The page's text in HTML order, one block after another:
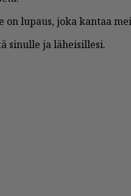
on lu­paus, joka kan­taa
si­nul­le ja lä­hei­sil­le­si.